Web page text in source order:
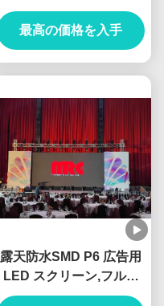
960*960mm キャビネッ
トサイズ P8 LED広告掲
示板
最高の価格を入手
露天防水SMD P6 広告用
LED スクリーン,フルカ
ラー,高い明るさ